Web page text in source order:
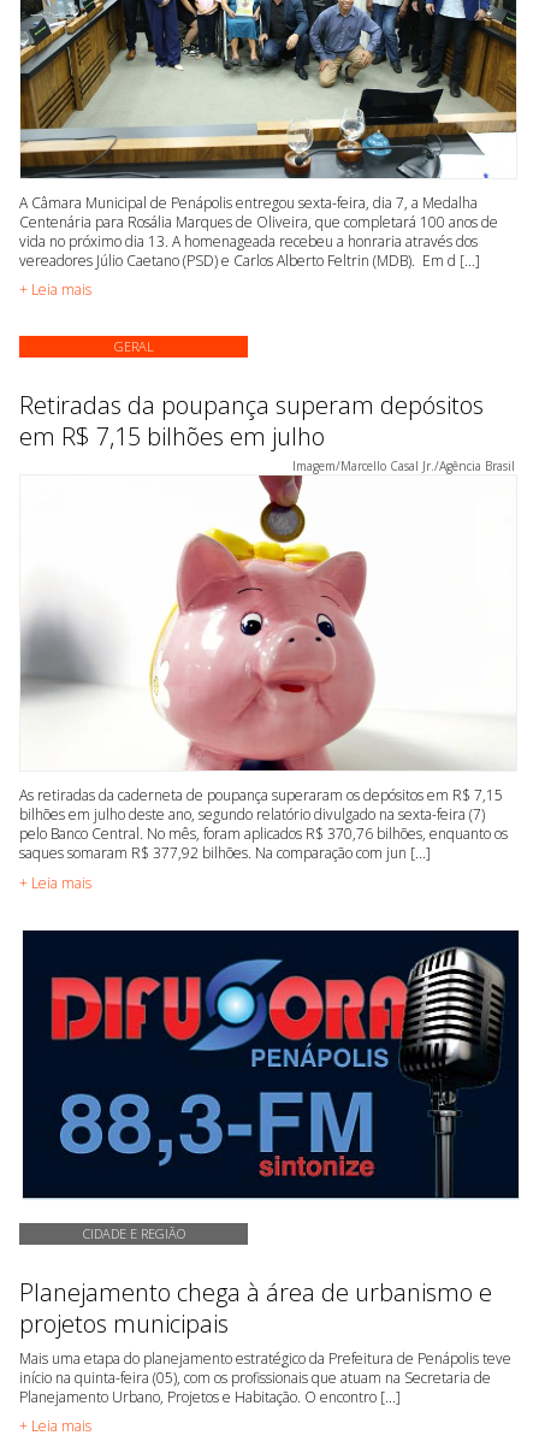
A Câmara Municipal de Penápolis entregou sexta-feira, dia 7, a Medalha
Centenária para Rosália Marques de Oliveira, que completará 100 anos de
vida no próximo dia 13. A homenageada recebeu a honraria através dos
vereadores Júlio Caetano (PSD) e Carlos Alberto Feltrin (MDB). Em d [...]
+ Leia mais
GERAL
Retiradas da poupança superam depósitos
em R$ 7,15 bilhões em julho
Imagem/Marcello Casal Jr./Agência Brasil
As retiradas da caderneta de poupança superaram os depósitos em R$ 7,15
bilhões em julho deste ano, segundo relatório divulgado na sexta-feira (7)
pelo Banco Central. No mês, foram aplicados R$ 370,76 bilhões, enquanto os
saques somaram R$ 377,92 bilhões. Na comparação com jun [...]
+ Leia mais
CIDADE E REGIÃO
Planejamento chega à área de urbanismo e
projetos municipais
Mais uma etapa do planejamento estratégico da Prefeitura de Penápolis teve
início na quinta-feira (05), com os profissionais que atuam na Secretaria de
Planejamento Urbano, Projetos e Habitação. O encontro [...]
+ Leia mais